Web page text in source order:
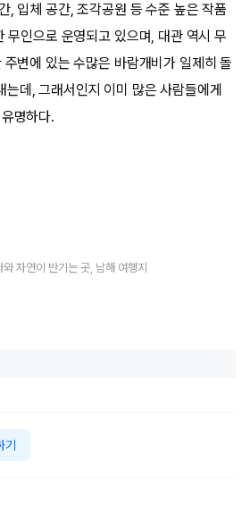
, 입체 공간, 조각공원 등 수준 높은 작품
무인으로 운영되고 있으며, 대관 역시 무
변에 있는 수많은 바람개비가 일제히 돌
는데, 그래서인지 이미 많은 사람들에게
명하다.
와 자연이 반기는 곳, 남해 여행지
기